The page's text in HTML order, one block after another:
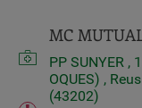
MC
PP SUNYER ,
OQUES) ,
(43202)